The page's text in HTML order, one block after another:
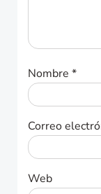
Nombre *
Correo
Web